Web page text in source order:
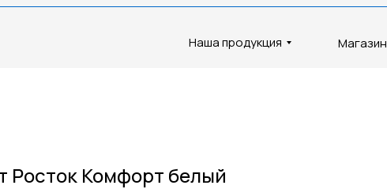
Наша продукция Магазин
Росток Комфорт белый